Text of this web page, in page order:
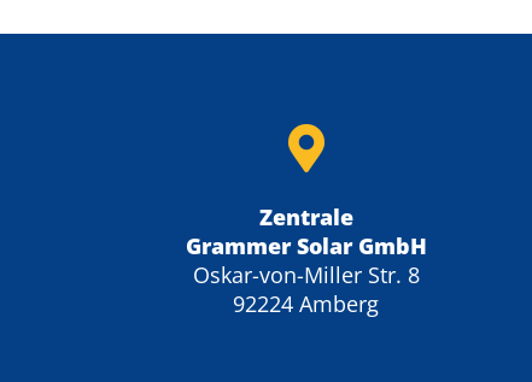
Zentrale
Grammer Solar GmbH
Oskar-von-Miller Str. 8
92224 Amberg